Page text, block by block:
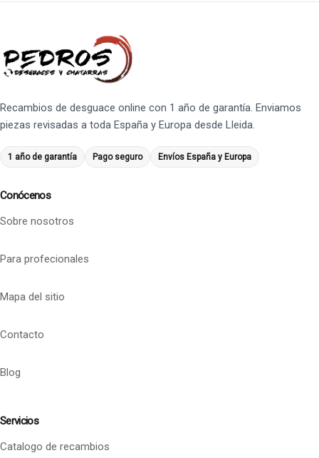
Recambios de desguace online con 1 año de garantía. Enviamos
piezas revisadas a toda España y Europa desde Lleida.
1 año de garantía Pago seguro Envíos España y Europa
Conócenos
Sobre nosotros
Para profecionales
Mapa del sitio
Contacto
Blog
Servicios
Catalogo de recambios